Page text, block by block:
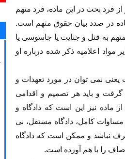
فرد بحث در این ماده، فرد متهم
در صدد بیان حقوق متهم است.
متهم به قتل و جنایت یا جاسوسی یا
مواد اعلامیه ذکر شده درباره او
یعنی نمی توان در مورد تعهدات و
گرفت و باید هر تصمیم و اقدامی
نیز این است که دادگاه و
کامل، دادگاه مستقل، بی
نباشد و ممکن است که دادگاه
را با هم آورده است.